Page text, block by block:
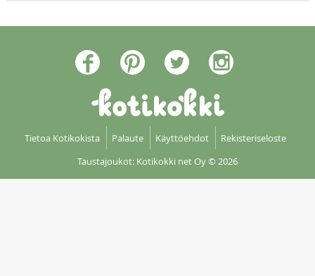
Tietoa Kotikokista Palaute Käyttöehdot
Rekisteriseloste
Taustajoukot: Kotikokki net Oy© 2026